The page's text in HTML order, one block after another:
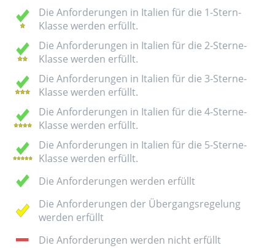
Die Anforderungen in Italien für die 1-Stern-
Klasse werden erfüllt.
Die Anforderungen in Italien für die 2-Sterne-
Klasse werden erfüllt.
Die Anforderungen in Italien für die 3-Sterne-
Klasse werden erfüllt.
Die Anforderungen in Italien für die 4-Sterne-
Klasse werden erfüllt.
Die Anforderungen in Italien für die 5-Sterne-
Klasse werden erfüllt.
Die Anforderungen werden erfüllt
Die Anforderungen der Übergangsregelung
werden erfüllt
Die Anforderungen werden nicht erfüllt